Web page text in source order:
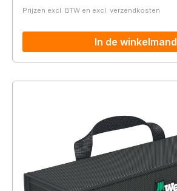
Prijzen excl. BTW en excl. verzendkosten
In de winkelmand